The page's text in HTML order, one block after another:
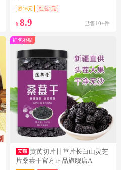
券16元 红包1元
¥8.9 已售10+件
红包补贴
黄芪切片甘草片长白山灵芝
片桑葚干官方正品旗舰店A